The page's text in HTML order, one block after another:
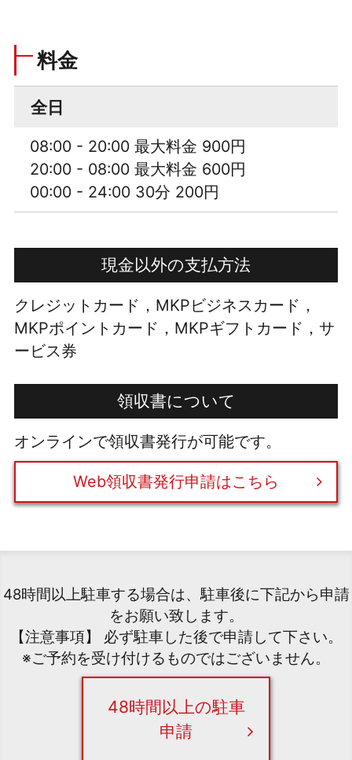
料金
全日
08:00 - 20:00 最大料金 900円
20:00 - 08:00 最大料金 600円
00:00 - 24:00 30分 200円
現金以外の支払方法
クレジットカード，MKPビジネスカード，
MKPポイントカード，MKPギフトカード，サ
ービス券
領収書について
オンラインで領収書発行が可能です。
Web領収書発行申請はこちら
48時間以上駐車する場合は、駐車後に下記から申請
をお願い致します。
【注意事項】 必ず駐車した後で申請して下さい。
※ご予約を受け付けるものではございません。
48時間以上の駐車
申請